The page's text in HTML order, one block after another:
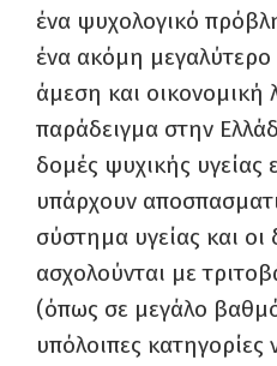
ένα ψυχολογικό
ένα ακόμη μεγαλύτερο
άμεση και οικονομική
παράδειγμα στην
δομές ψυχικής υγείας
υπάρχουν
σύστημα υγείας και οι
ασχολούνται με
(όπως σε μεγάλο βαθμό
υπόλοιπες